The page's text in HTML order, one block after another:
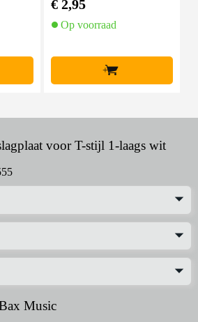
€ 2,95
Op voorraad
+
voor T-stijl 1-laags wit
Music